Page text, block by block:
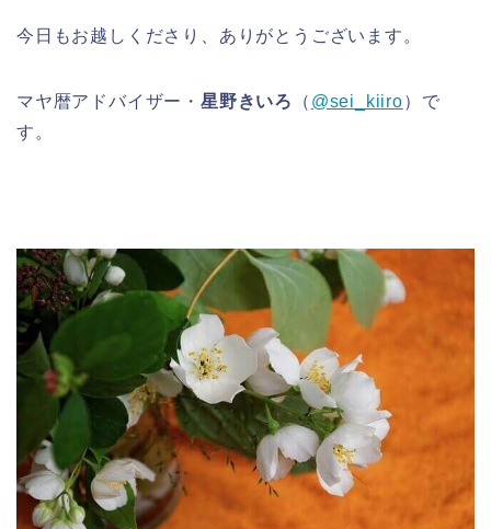
今日もお越しくださり、ありがとうございます。
マヤ暦アドバイザー・ 星野きいろ （ @sei_kiiro）で
す。